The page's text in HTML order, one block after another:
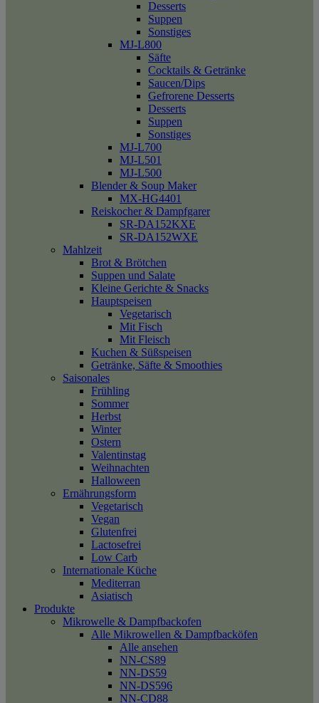
Desserts
Suppen
Sonstiges
MJ-L800
Säfte
Cocktails & Getränke
Saucen/Dips
Gefrorene Desserts
Desserts
Suppen
Sonstiges
MJ-L700
MJ-L501
MJ-L500
Blender & Soup Maker
MX-HG4401
Reiskocher & Dampfgarer
SR-DA152KXE
SR-DA152WXE
Mahlzeit
Brot & Brötchen
Suppen und Salate
Kleine Gerichte & Snacks
Hauptspeisen
Vegetarisch
Mit Fisch
Mit Fleisch
Kuchen & Süßspeisen
Getränke, Säfte & Smoothies
Saisonales
Frühling
Sommer
Herbst
Winter
Ostern
Valentinstag
Weihnachten
Halloween
Ernährungsform
Vegetarisch
Vegan
Glutenfrei
Lactosefrei
Low Carb
Internationale Küche
Mediterran
Asiatisch
Produkte
Mikrowelle & Dampfbackofen
Alle Mikrowellen & Dampfbacköfen
Alle ansehen
NN-CS89
NN-DS59
NN-DS596
NN-CD88